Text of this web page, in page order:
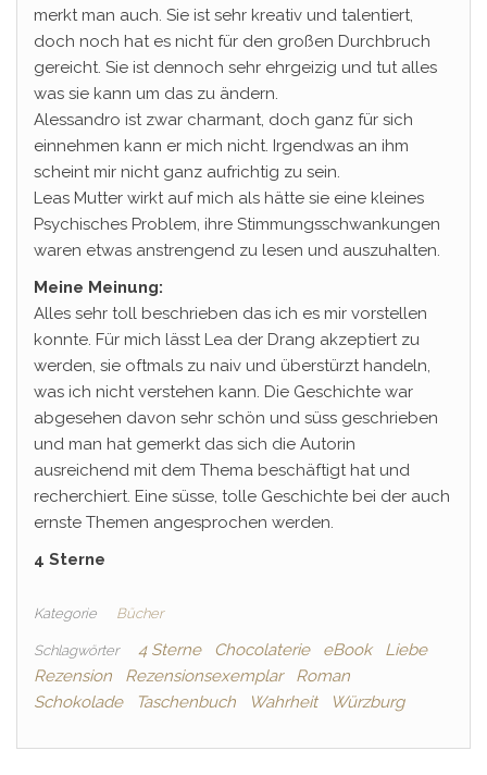
merkt man auch. Sie ist sehr kreativ und talentiert,
doch noch hat es nicht für den großen Durchbruch
gereicht. Sie ist dennoch sehr ehrgeizig und tut alles
was sie kann um das zu ändern.
Alessandro ist zwar charmant, doch ganz für sich
einnehmen kann er mich nicht. Irgendwas an ihm
scheint mir nicht ganz aufrichtig zu sein.
Leas Mutter wirkt auf mich als hätte sie eine kleines
Psychisches Problem, ihre Stimmungsschwankungen
waren etwas anstrengend zu lesen und auszuhalten.
Meine Meinung:
Alles sehr toll beschrieben das ich es mir vorstellen
konnte. Für mich lässt Lea der Drang akzeptiert zu
werden, sie oftmals zu naiv und überstürzt handeln,
was ich nicht verstehen kann. Die Geschichte war
abgesehen davon sehr schön und süss geschrieben
und man hat gemerkt das sich die Autorin
ausreichend mit dem Thema beschäftigt hat und
recherchiert. Eine süsse, tolle Geschichte bei der auch
ernste Themen angesprochen werden.
4 Sterne
Kategorie Bücher
Schlagwörter 4 Sterne Chocolaterie eBook
Liebe
Rezension
Rezensionsexemplar
Roman
Schokolade
Taschenbuch Wahrheit Würzburg